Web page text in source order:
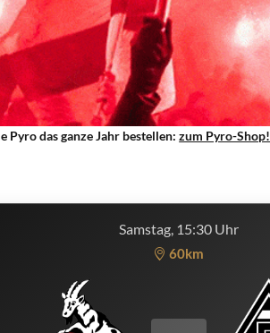
Pyro das ganze Jahr bestellen:zum Pyro-Shop!
Samstag, 15:30 Uhr
60km